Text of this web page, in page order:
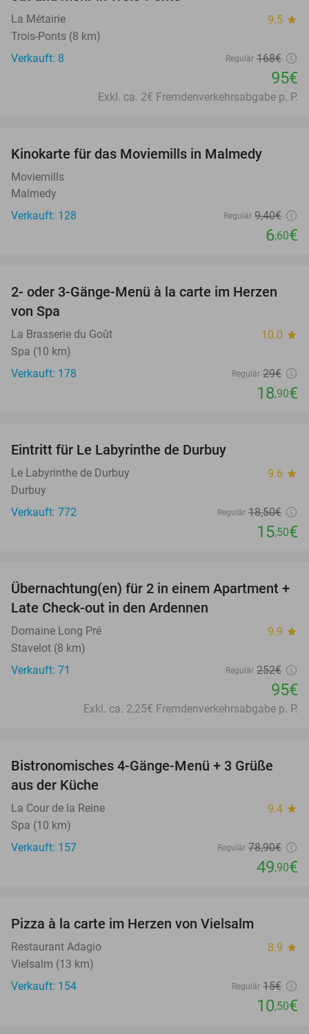
La Métairie 9.5 star
Trois-Ponts (8 km)
Verkauft: 8
Regulär 168€
95€
Exkl. ca. 2€ Fremdenverkehrsabgabe p. P.
Kinokarte für das Moviemills in Malmedy
Moviemills
Malmedy
Verkauft: 128
Regulär 9,40€
6,60€
35%
2- oder 3-Gänge-Menü à la carte im Herzen
von Spa
La Brasserie du Goût 10.0 star
Spa (10 km)
Verkauft: 178
Regulär 29€
18,90€
Eintritt für Le Labyrinthe de Durbuy
Le Labyrinthe de Durbuy 9.6 star
Durbuy
Verkauft: 772
Regulär 18,50€
15,50€
62%
Übernachtung(en) für 2 in einem Apartment +
Late Check-out in den Ardennen
Domaine Long Pré 9.9 star
Stavelot (8 km)
Verkauft: 71
Regulär 252€
95€
Exkl. ca. 2,25€ Fremdenverkehrsabgabe p. P.
37%
Bistronomisches 4-Gänge-Menü + 3 Grüße
aus der Küche
La Cour de la Reine 9.4 star
Spa (10 km)
Verkauft: 157
Regulär 78,90€
49,90€
Pizza à la carte im Herzen von Vielsalm
Restaurant Adagio 8.9 star
Vielsalm (13 km)
Verkauft: 154
Regulär 15€
10,50€